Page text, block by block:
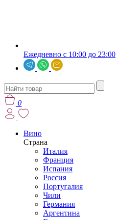
Ежедневно с 10:00 до 23:00
0
Вино
Страна
Италия
Франция
Испания
Россия
Португалия
Чили
Германия
Аргентина